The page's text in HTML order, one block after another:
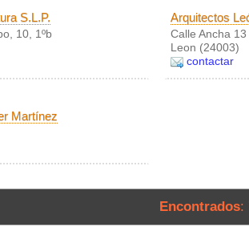
S.L.P.
10, 1ºb
Arquitectos
Calle Ancha
Leon (24003)
contactar
Martínez
Encontrados: